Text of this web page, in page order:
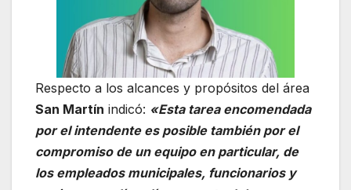
Respecto a los alcances y propósitos del área
San Martín indicó: «Esta tarea encomendada
por el intendente es posible también por el
compromiso de un equipo en particular, de
los empleados municipales, funcionarios y